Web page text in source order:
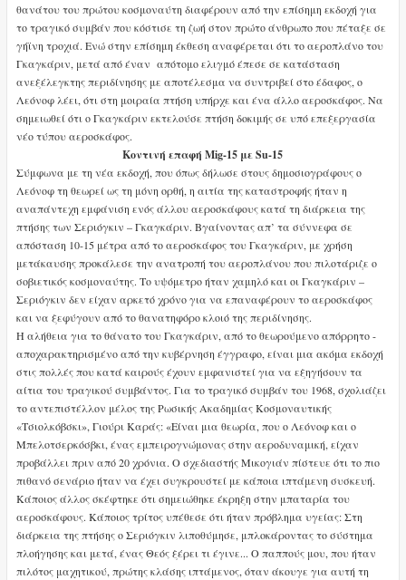
θανάτου του πρώτου κοσμοναύτη διαφέρουν από την επίσημη εκδοχή για
το τραγικό συμβάν που κόστισε τη ζωή στον πρώτο άνθρωπο που πέταξε σε
γήϊνη τροχιά. Ενώ στην επίσημη έκθεση αναφέρεται ότι το αεροπλάνο του
Γκαγκάριν, μετά από έναν απότομο ελιγμό έπεσε σε κατάσταση
ανεξέλεγκτης περιδίνησης με αποτέλεσμα να συντριβεί στο έδαφος, ο
Λεόνοφ λέει, ότι στη μοιραία πτήση υπήρχε και ένα άλλο αεροσκάφος. Να
σημειωθεί ότι ο Γκαγκάριν εκτελούσε πτήση δοκιμής σε υπό επεξεργασία
νέο τύπου αεροσκάφος.
Κοντινή επαφήMig-15 μεSu-15
Σύμφωνα με τη νέα εκδοχή, που όπως δήλωσε στους δημοσιογράφους ο
Λεόνοφ τη θεωρεί ως τη μόνη ορθή, η αιτία της καταστροφής ήταν η
αναπάντεχη εμφάνιση ενός άλλου αεροσκάφους κατά τη διάρκεια της
πτήσης των Σεριόγκιν – Γκαγκάριν. Βγαίνοντας απ’ τα σύννεφα σε
απόσταση 10-15 μέτρα από το αεροσκάφος του Γκαγκάριν, με χρήση
μετάκαυσης προκάλεσε την ανατροπή του αεροπλάνου που πιλοτάριζε ο
σοβιετικός κοσμοναύτης. Το υψόμετρο ήταν χαμηλό και οι Γκαγκάριν –
Σεριόγκιν δεν είχαν αρκετό χρόνο για να επαναφέρουν το αεροσκάφος
και να ξεφύγουν από το θανατηφόρο κλοιό της περιδίνησης.
Η αλήθεια για το θάνατο του Γκαγκάριν, από το θεωρούμενο απόρρητο -
αποχαρακτηρισμένο από την κυβέρνηση έγγραφο, είναι μια ακόμα εκδοχή
στις πολλές που κατά καιρούς έχουν εμφανιστεί για να εξηγήσουν τα
αίτια του τραγικού συμβάντος. Για το τραγικό συμβάν του 1968, σχολιάζει
το αντεπιστέλλον μέλος της Ρωσικής Ακαδημίας Κοσμοναυτικής
«Τσιολκόβσκι», Γιούρι Καράς: «Είναι μια θεωρία, που ο Λεόνοφ και ο
Μπελοτσερκόσβκι, ένας εμπειρογνώμονας στην αεροδυναμική, είχαν
προβάλλει πριν από 20 χρόνια. Ο σχεδιαστής Μικογιάν πίστευε ότι το πιο
πιθανό σενάριο ήταν να έχει συγκρουστεί με κάποια ιπτάμενη συσκευή.
Κάποιος άλλος σκέφτηκε ότι σημειώθηκε έκρηξη στην μπαταρία του
αεροσκάφους. Κάποιος τρίτος υπέθεσε ότι ήταν πρόβλημα υγείας: Στη
διάρκεια της πτήσης ο Σεριόγκιν λιποθύμησε, μπλοκάροντας το σύστημα
πλοήγησης και μετά, ένας Θεός ξέρει τι έγινε... Ο παππούς μου, που ήταν
πιλότος μαχητικού, πρώτης κλάσης ιπτάμενος, όταν άκουγε για αυτή τη